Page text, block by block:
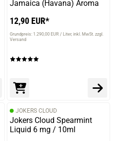
Jamaica (Havana) Aroma
12,90 EUR*
Grundpreis: 1.290,00 EUR / Liter inkl. MwSt. zzgl.
Versand
JOKERS CLOUD
Jokers Cloud Spearmint
Liquid 6 mg / 10ml